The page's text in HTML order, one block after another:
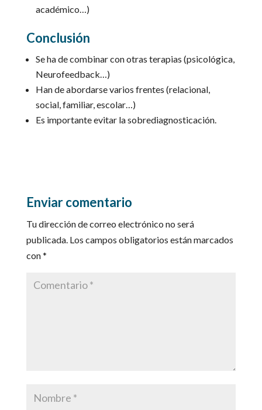
académico…)
Conclusión
Se ha de combinar con otras terapias (psicológica,
Neurofeedback…)
Han de abordarse varios frentes (relacional,
social, familiar, escolar…)
Es importante evitar la sobrediagnosticación.
Enviar comentario
Tu dirección de correo electrónico no será
publicada. Los campos obligatorios están marcados
con*